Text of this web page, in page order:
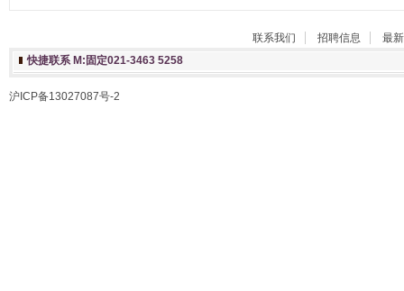
联系我们 招聘信息
最
快捷联系 M:固定021-3463 5258
沪ICP备13027087号-2